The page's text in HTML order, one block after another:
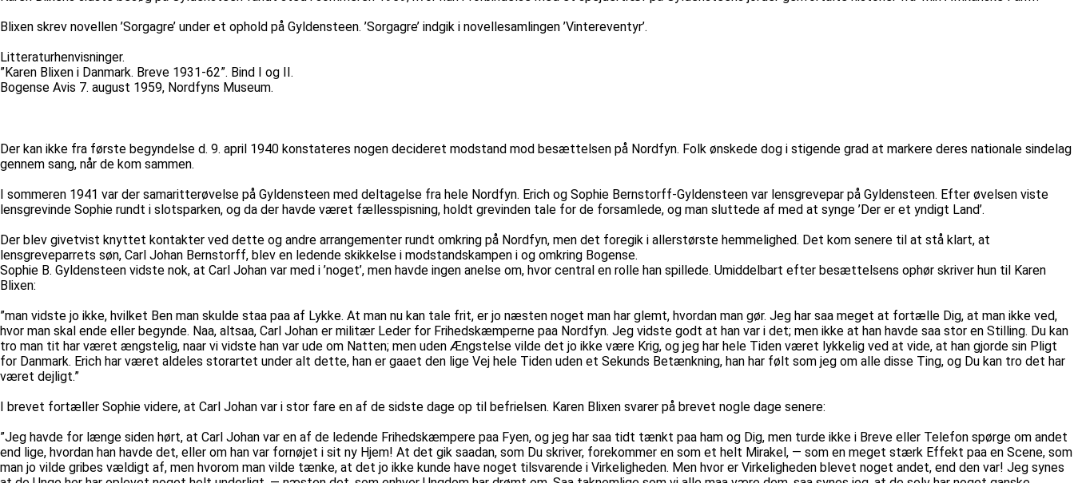
Blixen skrev novellen ’Sorgagre’ under et ophold på Gyldensteen. ’Sorgagre’ indgik i novellesamlingen ’Vintereventyr’.
Litteraturhenvisninger.
”Karen Blixen i Danmark. Breve 1931-62”. Bind I og II.
Bogense Avis 7. august 1959, Nordfyns Museum.
Der kan ikke fra første begyndelse d. 9. april 1940 konstateres nogen decideret modstand mod besættelsen på Nordfyn. Folk ønskede dog i stigende grad at markere deres nationale sindelag
gennem sang, når de kom sammen.
I sommeren 1941 var der samaritterøvelse på Gyldensteen med deltagelse fra hele Nordfyn. Erich og Sophie Bernstorff-Gyldensteen var lensgrevepar på Gyldensteen. Efter øvelsen viste
lensgrevinde Sophie rundt i slotsparken, og da der havde været fællesspisning, holdt grevinden tale for de forsamlede, og man sluttede af med at synge ’Der er et yndigt Land’.
Der blev givetvist knyttet kontakter ved dette og andre arrangementer rundt omkring på Nordfyn, men det foregik i allerstørste hemmelighed. Det kom senere til at stå klart, at
lensgreveparrets søn, Carl Johan Bernstorff, blev en ledende skikkelse i modstandskampen i og omkring Bogense.
Sophie B. Gyldensteen vidste nok, at Carl Johan var med i ’noget’, men havde ingen anelse om, hvor central en rolle han spillede. Umiddelbart efter besættelsens ophør skriver hun til Karen
Blixen:
”man vidste jo ikke, hvilket Ben man skulde staa paa af Lykke. At man nu kan tale frit, er jo næsten noget man har glemt, hvordan man gør. Jeg har saa meget at fortælle Dig, at man ikke ved,
hvor man skal ende eller begynde. Naa, altsaa, Carl Johan er militær Leder for Frihedskæmperne paa Nordfyn. Jeg vidste godt at han var i det; men ikke at han havde saa stor en Stilling. Du kan
tro man tit har været ængstelig, naar vi vidste han var ude om Natten; men uden Ængstelse vilde det jo ikke være Krig, og jeg har hele Tiden været lykkelig ved at vide, at han gjorde sin Pligt
for Danmark. Erich har været aldeles storartet under alt dette, han er gaaet den lige Vej hele Tiden uden et Sekunds Betænkning, han har følt som jeg om alle disse Ting, og Du kan tro det har
været dejligt.”
I brevet fortæller Sophie videre, at Carl Johan var i stor fare en af de sidste dage op til befrielsen. Karen Blixen svarer på brevet nogle dage senere:
”Jeg havde for længe siden hørt, at Carl Johan var en af de ledende Frihedskæmpere paa Fyen, og jeg har saa tidt tænkt paa ham og Dig, men turde ikke i Breve eller Telefon spørge om andet
end lige, hvordan han havde det, eller om han var fornøjet i sit ny Hjem! At det gik saadan, som Du skriver, forekommer en som et helt Mirakel, — som en meget stærk Effekt paa en Scene, som
man jo vilde gribes vældigt af, men hvorom man vilde tænke, at det jo ikke kunde have noget tilsvarende i Virkeligheden. Men hvor er Virkeligheden blevet noget andet, end den var! Jeg synes